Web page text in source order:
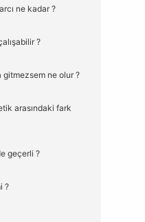
ne kadar ?
?
gitmezsem ne olur ?
arasındaki fark
geçerli ?
?